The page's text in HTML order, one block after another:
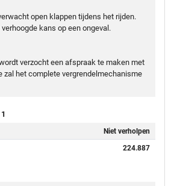
open klappen tijdens het rijden.
kans op een ongeval.
verzocht een afspraak te maken met
zal het complete vergrendelmechanisme
Niet verholpen
224.887